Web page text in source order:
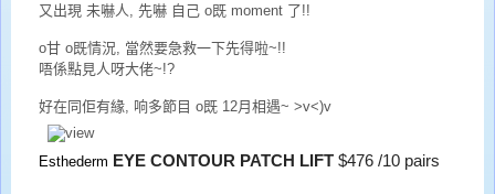
又出現 未嚇人, 先嚇 自己 o既 moment 了!!
o甘 o既情況, 當然要急救一下先得啦~!!
唔係點見人呀大佬~!?
好在同佢有緣, 响多節目 o既 12月相遇~ >v<)v
Esthederm EYE CONTOUR PATCH LIFT $476 /10 pairs